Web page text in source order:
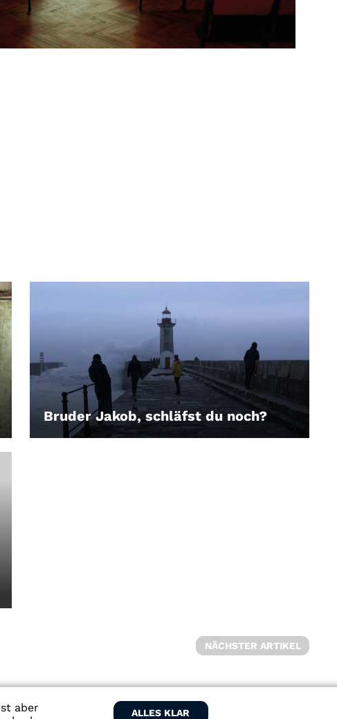
aber
ALLES KLAR
Bruder Jakob, schläfst du noch?
LEIHEN
NÄCHSTER ARTIKEL